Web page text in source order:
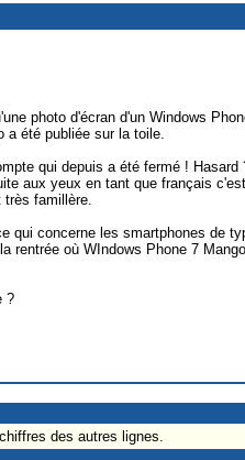
photo d'écran d'un Windows
été publiée sur la toile.
qui depuis a été fermé ! Hasard
aux yeux en tant que français
famillère.
qui concerne les smartphones de
rentrée où WIndows Phone 7
?
des autres lignes.